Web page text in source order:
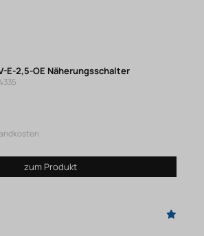
E-2,5-OE Näherungsschalter
zum Produkt